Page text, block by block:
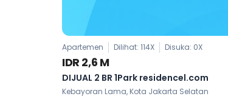
Apartemen Dilihat: 114X Disuka: 0X
IDR 2,6 M
DIJUAL 2 BR 1Park residencel.com
Kebayoran Lama, Kota Jakarta Selatan